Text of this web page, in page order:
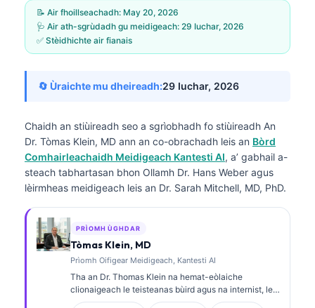
📝 Air fhoillseachadh: May 20, 2026
🩺 Air ath-sgrùdadh gu meidigeach: 29 Iuchar, 2026
✅ Stèidhichte air fianais
🔄 Ùraichte mu dheireadh:29 Iuchar, 2026
Chaidh an stiùireadh seo a sgrìobhadh fo stiùireadh An
Dr. Tòmas Klein, MD ann an co-obrachadh leis an Bòrd
Comhairleachaidh Meidigeach Kantesti AI, a’ gabhail a-
steach tabhartasan bhon Ollamh Dr. Hans Weber agus
lèirmheas meidigeach leis an Dr. Sarah Mitchell, MD, PhD.
PRÌOMH ÙGHDAR
Tòmas Klein, MD
Prìomh Oifigear Meidigeach, Kantesti AI
Tha an Dr. Thomas Klein na hemat-eòlaiche
clionaigeach le teisteanas bùird agus na internist, le
còrr is 15 bliadhna de eòlas ann an leigheas-lann